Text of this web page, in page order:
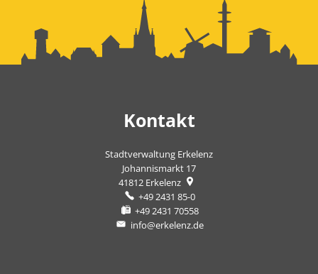
Kontakt
Stadtverwaltung Erkelenz
Johannismarkt 17
41812 Erkelenz
+49 2431 85-0
+49 2431 70558
info@erkelenz.de